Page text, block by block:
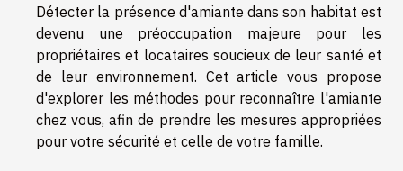
Détecter la présence d'amiante dans son habitat est
devenu une préoccupation majeure pour les
propriétaires et locataires soucieux de leur santé et
de leur environnement. Cet article vous propose
d'explorer les méthodes pour reconnaître l'amiante
chez vous, afin de prendre les mesures appropriées
pour votre sécurité et celle de votre famille.